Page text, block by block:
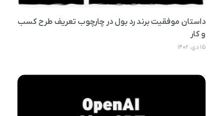
داستان موفقیت برند رد بول در چارچوب تعریف طرح کسب
و کار
۱۵ دی، ۱۴۰۲